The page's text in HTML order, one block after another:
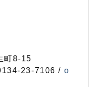
町8-15
23-7106 / o